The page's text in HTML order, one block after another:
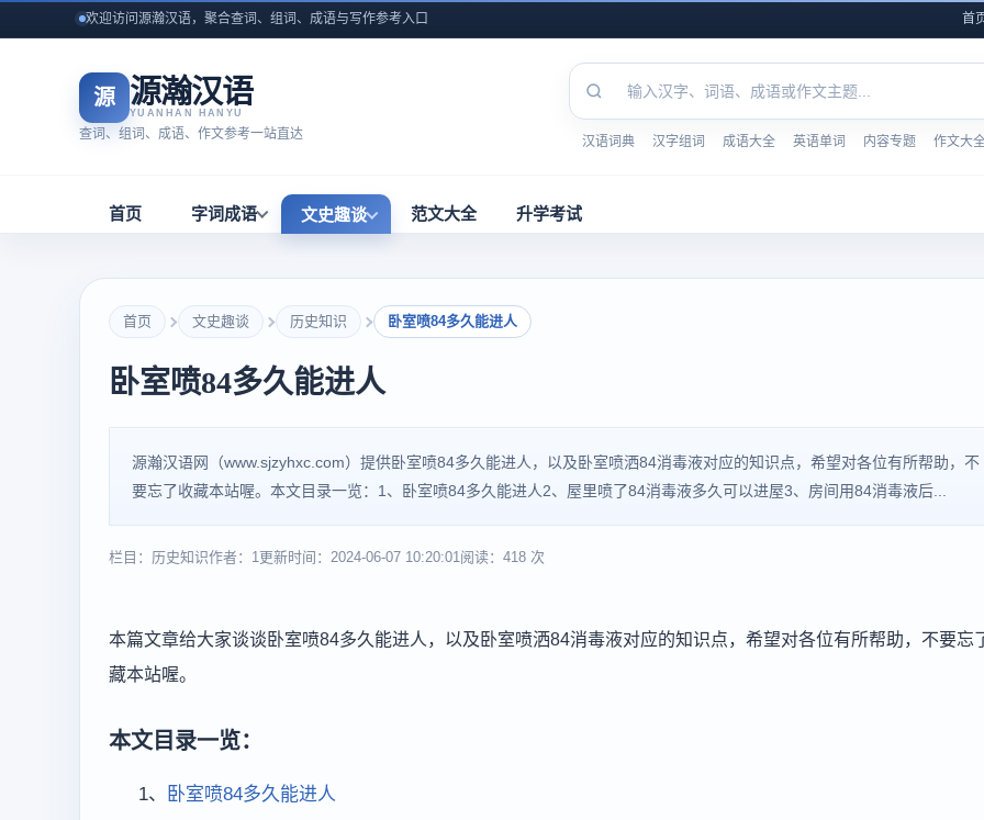
欢迎访问源瀚汉语，聚合查词、组词、成语与写作参考入口 首
源 源瀚汉语
YUANHAN HANYU
查词、组词、成语、作文参考一站直达 汉语词典 汉字组词 成语大全 英语单词 内容专题 作文大
首页 字词成语 文史趣谈 范文大全 升学考试
首页 文史趣谈 历史知识 卧室喷84多久能进人
卧室喷84多久能进人
源瀚汉语网（www.sjzyhxc.com）提供卧室喷84多久能进人，以及卧室喷洒84消毒液对应的知识点，希望对各位有所帮助，不
要忘了收藏本站喔。本文目录一览：1、卧室喷84多久能进人2、屋里喷了84消毒液多久可以进屋3、房间用84消毒液后...
栏目：历史知识作者：1更新时间：2024-06-07 10:20:01阅读：418 次
本篇文章给大家谈谈卧室喷84多久能进人，以及卧室喷洒84消毒液对应的知识点，希望对各位有所帮助，不要忘
藏本站喔。
本文目录一览：
1、
卧室喷84多久能进人